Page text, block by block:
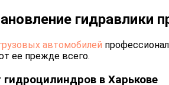
гидравлики
автомобилей
ее прежде всего.
в Харькове